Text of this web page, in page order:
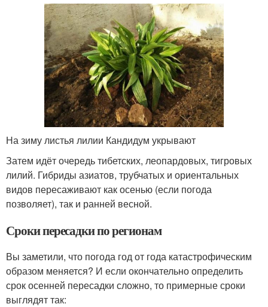
На зиму листья лилии Кандидум укрывают
Затем идёт очередь тибетских, леопардовых, тигровых
лилий. Гибриды азиатов, трубчатых и ориентальных
видов пересаживают как осенью (если погода
позволяет), так и ранней весной.
Сроки пересадки по регионам
Вы заметили, что погода год от года катастрофическим
образом меняется? И если окончательно определить
срок осенней пересадки сложно, то примерные сроки
выглядят так: